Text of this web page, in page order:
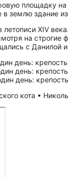
площадку
землю здание
XIV
на
с Данилой
кота •